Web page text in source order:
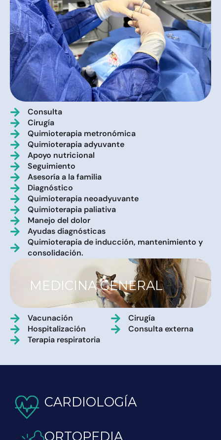
Consulta
Cirugía
Quimioterapia metronómica
Quimioterapia adyuvante
Apoyo nutricional
Seguimiento
Asesoría a la familia
Diagnóstico
Quimioterapia neoadyuvante
Quimioterapia paliativa
Manejo del dolor
Ayudas diagnósticas
Quimioterapia de inducción, mantenimiento y
consolidación.
MEDICINA GENERAL
Vacunación
Hospitalización
Terapia respiratoria
Cirugía
Consulta externa
CARDIOLOGÍA
ORTOPEDIA